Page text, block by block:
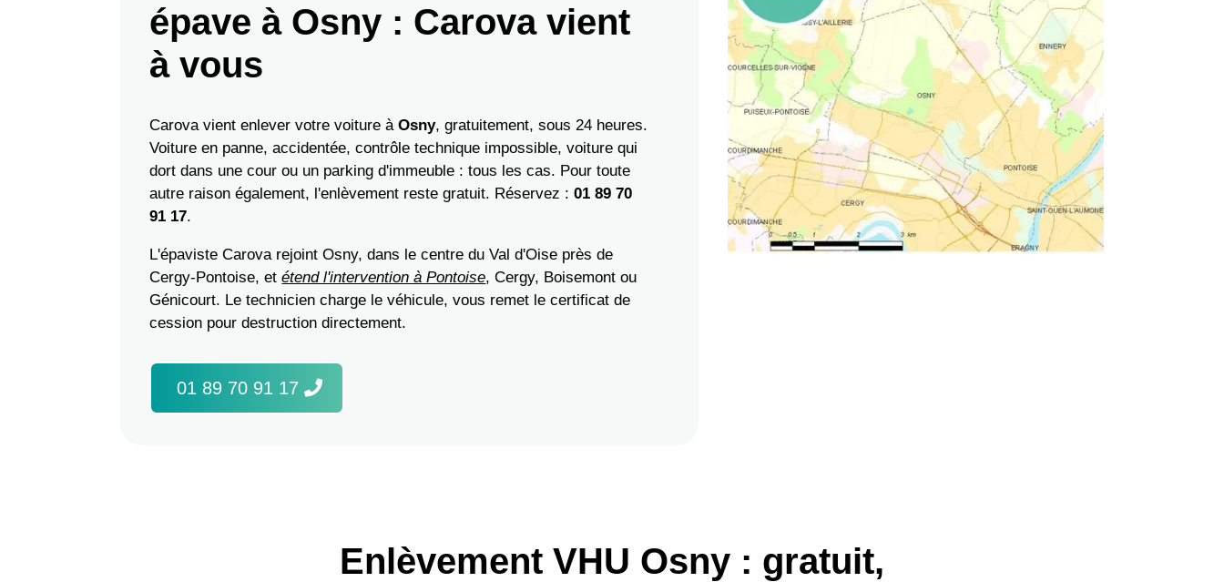
épave à Osny : Carova vient
à vous
Carova vient enlever votre voiture àOsny, gratuitement, sous 24 heures.
Voiture en panne, accidentée, contrôle technique impossible, voiture qui
dort dans une cour ou un parking d'immeuble : tous les cas. Pour toute
autre raison également, l'enlèvement reste gratuit. Réservez :01 89 70
91 17.
L'épaviste Carova rejoint Osny, dans le centre du Val d'Oise près de
Cergy-Pontoise, etétend l'intervention à Pontoise, Cergy, Boisemont ou
Génicourt. Le technicien charge le véhicule, vous remet le certificat de
cession pour destruction directement.
01 89 70 91 17
Enlèvement VHU Osny : gratuit,